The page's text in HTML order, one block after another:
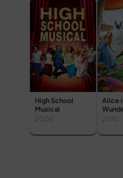
High School
Musical
2006
Alice
(Live-
2010